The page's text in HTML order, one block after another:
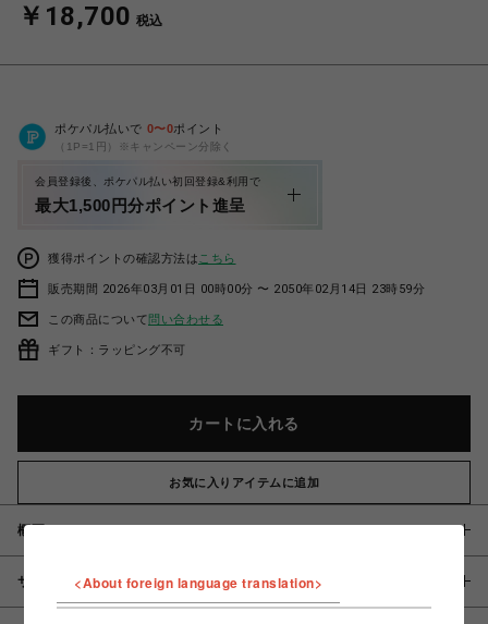
￥18,700 税込
ポケパル払いで 0〜0ポイント
（1P=1円）※キャンペーン分除く
会員登録後、ポケパル払い初回登録&利用で
最大1,500円分ポイント進呈
獲得ポイントの確認方法は こちら
販売期間 2026年03月01日 00時00分 〜 2050年02月14日 23時59分
この商品について問い合わせる
ギフト：ラッピング不可
カートに入れる
お気に入りアイテムに追加
概要
サイズ <About foreign language translation>